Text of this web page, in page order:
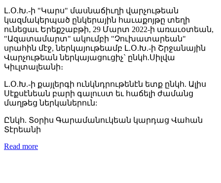
Լ.Օ.Խ.-ի "Կարս" մասնաճիւղի վարչութեան
կազմակերպած ընկերային հաւաքոյթը տեղի
ունեցաւ Երեքշաբթի, 29 Մարտ 2022-ի առաւօտեան,
"Ազատամարտ" ակումբի "Չուխատարեան"
սրահին մէջ, ներկայութեամբ Լ.Օ.Խ.-ի Շրջանային
Վարչութեան ներկայացուցիչ` ընկհ.Սիլվա
Կիւլտալեանի։
Լ.Օ.Խ.-ի քայլերգի ունկնդրութենէն ետք ընկհ. Ալիս
Սէքսէնեան բարի գալուստ եւ հաճելի ժամանց
մաղթեց ներկաներուն:
Ընկհ. Տօրիս Գարամանուկեան կարդաց Վահան
Տէրեանի
Read more